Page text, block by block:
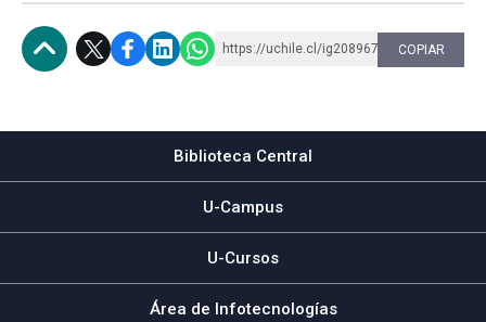
https://uchile.cl/ig208967 COPIAR
Biblioteca Central
U-Campus
U-Cursos
Área de Infotecnologías